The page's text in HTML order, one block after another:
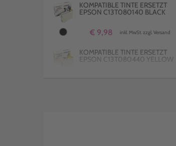
KOMPATIBLE TINTE ERSETZT
EPSON C13T080140 BLACK
€ 9,98 inkl. MwSt. zzgl. Versand
KOMPATIBLE TINTE ERSETZT
EPSON C13T080440 YELLOW